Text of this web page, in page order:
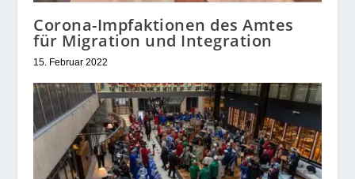
Corona-Impfaktionen des Amtes
für Migration und Integration
15. Februar 2022